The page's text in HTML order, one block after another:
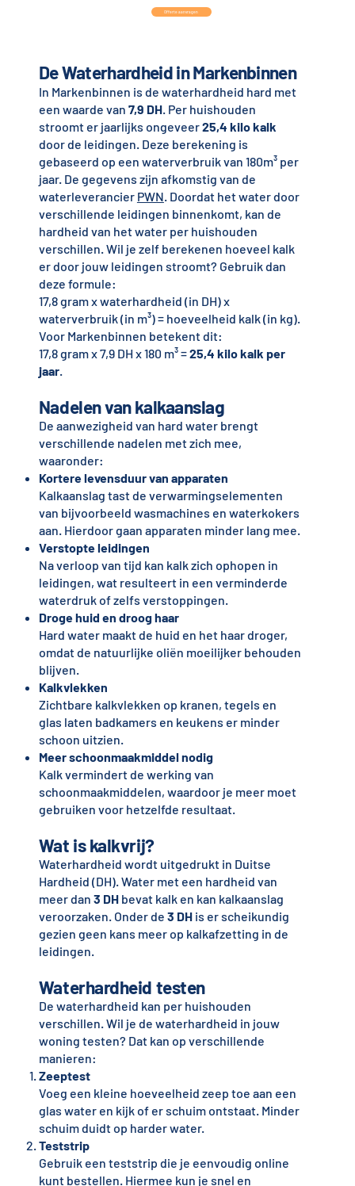
De Waterhardheid in Markenbinnen
In Markenbinnen is de waterhardheid hard met
een waarde van 7,9 DH. Per huishouden
stroomt er jaarlijks ongeveer25,4 kilo kalk
door de leidingen. Deze berekening is
gebaseerd op een waterverbruik van 180m³ per
jaar. De gegevens zijn afkomstig van de
waterleverancier PWN. Doordat het water door
verschillende leidingen binnenkomt, kan de
hardheid van het water per huishouden
verschillen. Wil je zelf berekenen hoeveel kalk
er door jouw leidingen stroomt? Gebruik dan
deze formule:
17,8 gram x waterhardheid (in DH) x
waterverbruik (in m³) = hoeveelheid kalk (in kg).
Voor Markenbinnen betekent dit:
17,8 gram x 7,9 DH x 180 m³ =25,4 kilo kalk per
jaar.
Nadelen van kalkaanslag
De aanwezigheid van hard water brengt
verschillende nadelen met zich mee,
waaronder:
Kortere levensduur van apparaten
Kalkaanslag tast de verwarmingselementen
van bijvoorbeeld wasmachines en waterkokers
aan. Hierdoor gaan apparaten minder lang mee.
Verstopte leidingen
Na verloop van tijd kan kalk zich ophopen in
leidingen, wat resulteert in een verminderde
waterdruk of zelfs verstoppingen.
Droge huid en droog haar
Hard water maakt de huid en het haar droger,
omdat de natuurlijke oliën moeilijker behouden
blijven.
Kalkvlekken
Zichtbare kalkvlekken op kranen, tegels en
glas laten badkamers en keukens er minder
schoon uitzien.
Meer schoonmaakmiddel nodig
Kalk vermindert de werking van
schoonmaakmiddelen, waardoor je meer moet
gebruiken voor hetzelfde resultaat.
Wat is kalkvrij?
Waterhardheid wordt uitgedrukt in Duitse
Hardheid (DH). Water met een hardheid van
meer dan 3 DHbevat kalk en kan kalkaanslag
veroorzaken. Onder de 3 DHis er scheikundig
gezien geen kans meer op kalkafzetting in de
leidingen.
Waterhardheid testen
De waterhardheid kan per huishouden
verschillen. Wil je de waterhardheid in jouw
woning testen? Dat kan op verschillende
manieren:
Zeeptest
Voeg een kleine hoeveelheid zeep toe aan een
glas water en kijk of er schuim ontstaat. Minder
schuim duidt op harder water.
Teststrip
Gebruik een teststrip die je eenvoudig online
kunt bestellen. Hiermee kun je snel en
Offerte aanvragen